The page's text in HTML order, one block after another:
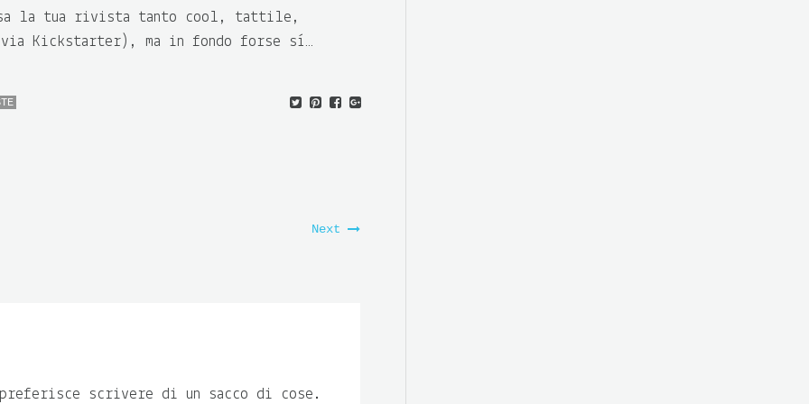
la tua rivista tanto cool, tattile,
Kickstarter), ma in fondo forse sì…
Next
scrivere di un sacco di cose.